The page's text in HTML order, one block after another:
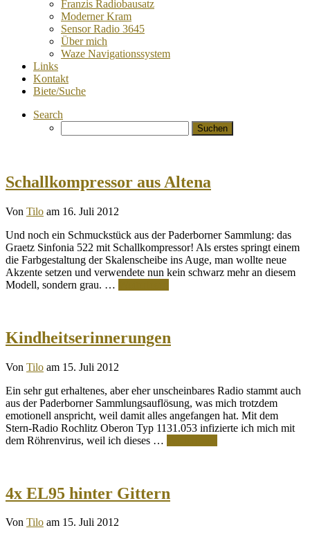
Franzis Radiobausatz
Moderner Kram
Sensor Radio 3645
Über mich
Waze Navigationssystem
Links
Kontakt
Biete/Suche
Search
nach:
Schallkompressor aus Altena
Von Tilo am 16. Juli 2012
Und noch ein Schmuckstück aus der Paderborner Sammlung: das
Graetz Sinfonia 522 mit Schallkompressor! Als erstes springt einem
die Farbgestaltung der Skalenscheibe ins Auge, man wollte neue
Akzente setzen und verwendete nun kein schwarz mehr an diesem
Modell, sondern grau. …
Kindheitserinnerungen
Von Tilo am 15. Juli 2012
Ein sehr gut erhaltenes, aber eher unscheinbares Radio stammt auch
aus der Paderborner Sammlungsauflösung, was mich trotzdem
emotionell anspricht, weil damit alles angefangen hat. Mit dem
Stern-Radio Rochlitz Oberon Typ 1131.053 infizierte ich mich mit
dem Röhrenvirus, weil ich dieses …
4x EL95 hinter Gittern
Von Tilo am 15. Juli 2012